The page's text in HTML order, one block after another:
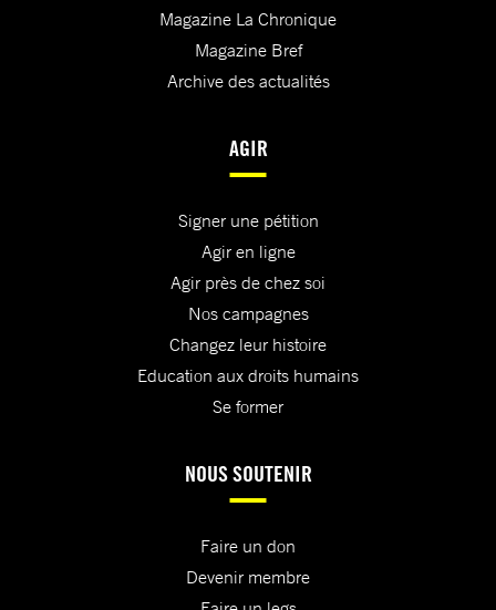
Magazine La Chronique
Magazine Bref
Archive des actualités
AGIR
Signer une pétition
Agir en ligne
Agir près de chez soi
Nos campagnes
Changez leur histoire
Education aux droits humains
Se former
NOUS SOUTENIR
Faire un don
Devenir membre